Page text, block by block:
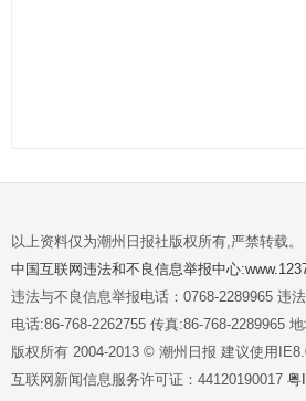
以上资料仅为潮州日报社版权所有,严禁转载
中国互联网违法和不良信息举报中心
违法与不良信息举报电话：0768-2289965 违
电话:86-768-2262755 传真:86-768-2289965
版权所有 2004-2013 © 潮州日报 建议使用
互联网新闻信息服务许可证：44120190017 粤